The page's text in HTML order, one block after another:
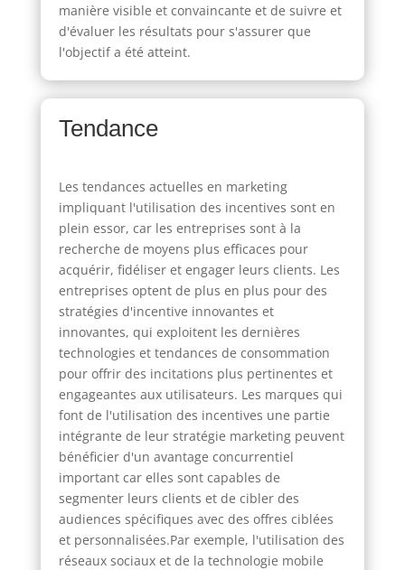
manière visible et convaincante et de suivre et
d'évaluer les résultats pour s'assurer que
l'objectif a été atteint.
Tendance
Les tendances actuelles en marketing
impliquant l'utilisation des incentives sont en
plein essor, car les entreprises sont à la
recherche de moyens plus efficaces pour
acquérir, fidéliser et engager leurs clients. Les
entreprises optent de plus en plus pour des
stratégies d'incentive innovantes et
innovantes, qui exploitent les dernières
technologies et tendances de consommation
pour offrir des incitations plus pertinentes et
engageantes aux utilisateurs. Les marques qui
font de l'utilisation des incentives une partie
intégrante de leur stratégie marketing peuvent
bénéficier d'un avantage concurrentiel
important car elles sont capables de
segmenter leurs clients et de cibler des
audiences spécifiques avec des offres ciblées
et personnalisées.Par exemple, l'utilisation des
réseaux sociaux et de la technologie mobile